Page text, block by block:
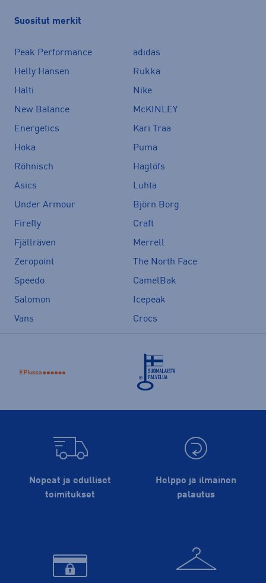
Suositut merkit
Peak Performance
adidas
Helly Hansen
Rukka
Halti
Nike
New Balance
McKINLEY
Energetics
Kari Traa
Hoka
Puma
Röhnisch
Haglöfs
Asics
Luhta
Under Armour
Björn Borg
Firefly
Craft
Fjällräven
Merrell
Zeropoint
The North Face
Speedo
CamelBak
Salomon
Icepeak
Vans
Crocs
Nopeat ja edulliset
toimitukset
Helppo ja ilmainen
palautus